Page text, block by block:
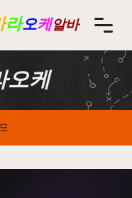
라오케알바
오케